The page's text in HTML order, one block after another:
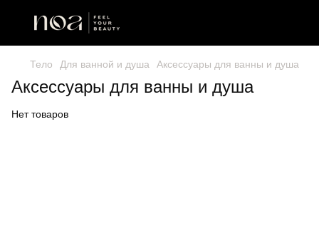
Тело Для ванной и душа Аксессуары для ванны и душа
Аксессуары для ванны и душа
Нет товаров